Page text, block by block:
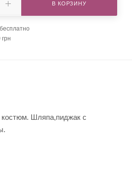
В КОРЗИНУ
Шляпа,пиджак с